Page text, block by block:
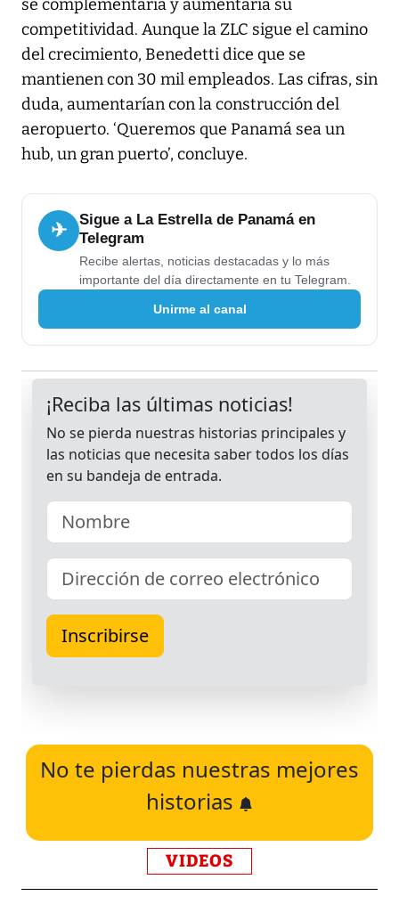
se complementaría y aumentaría su
competitividad. Aunque la ZLC sigue el camino
del crecimiento, Benedetti dice que se
mantienen con 30 mil empleados. Las cifras, sin
duda, aumentarían con la construcción del
aeropuerto. ‘Queremos que Panamá sea un
hub, un gran puerto’, concluye.
✈
Sigue a La Estrella de Panamá en
Telegram
Recibe alertas, noticias destacadas y lo más
importante del día directamente en tu Telegram.
Unirme al canal
No te pierdas nuestras mejores
historias
VIDEOS